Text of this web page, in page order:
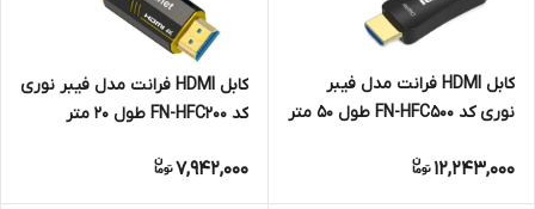
کابل HDMI فرانت مدل فیبر
نوری کد FN-HFC500 طول 50 متر
12,243,000
کابل HDMI فرانت مدل فیبر نوری
کد FN-HFC200 طول 20 متر
7,942,000